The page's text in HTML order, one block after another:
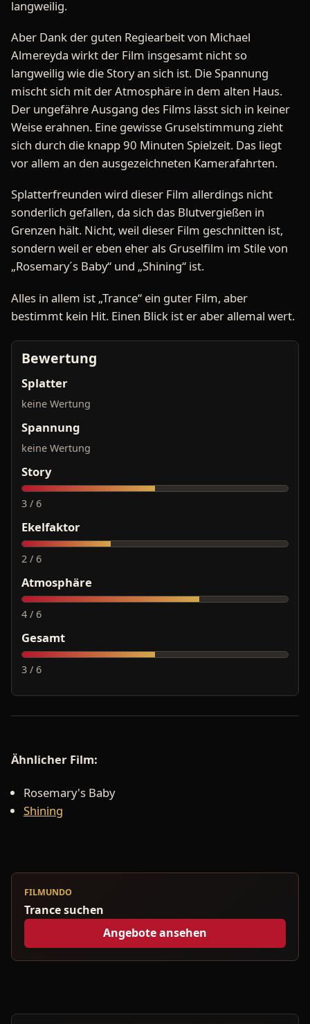
langweilig.
Aber Dank der guten Regiearbeit von Michael
Almereyda wirkt der Film insgesamt nicht so
langweilig wie die Story an sich ist. Die Spannung
mischt sich mit der Atmosphäre in dem alten Haus.
Der ungefähre Ausgang des Films lässt sich in keiner
Weise erahnen. Eine gewisse Gruselstimmung zieht
sich durch die knapp 90 Minuten Spielzeit. Das liegt
vor allem an den ausgezeichneten Kamerafahrten.
Splatterfreunden wird dieser Film allerdings nicht
sonderlich gefallen, da sich das Blutvergießen in
Grenzen hält. Nicht, weil dieser Film geschnitten ist,
sondern weil er eben eher als Gruselfilm im Stile von
„Rosemary´s Baby“ und „Shining“ ist.
Alles in allem ist „Trance“ ein guter Film, aber
bestimmt kein Hit. Einen Blick ist er aber allemal wert.
Bewertung
Splatter
keine Wertung
Spannung
keine Wertung
Story
3 / 6
Ekelfaktor
2 / 6
Atmosphäre
4 / 6
Gesamt
3 / 6
Ähnlicher Film:
Rosemary's Baby
Shining
FILMUNDO
Trance suchen
Angebote ansehen